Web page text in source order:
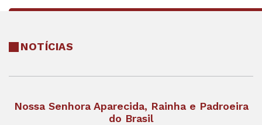
NOTÍCIAS
Nossa Senhora Aparecida, Rainha e Padroeira
do Brasil